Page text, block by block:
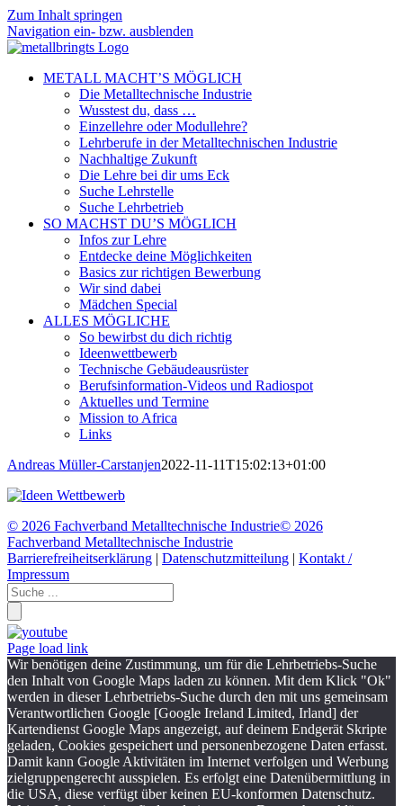
Zum Inhalt springen
Navigation ein- bzw. ausblenden
METALL MACHT’S MÖGLICH
Die Metalltechnische Industrie
Wusstest du, dass …
Einzellehre oder Modullehre?
Lehrberufe in der Metalltechnischen Industrie
Nachhaltige Zukunft
Die Lehre bei dir ums Eck
Suche Lehrstelle
Suche Lehrbetrieb
SO MACHST DU’S MÖGLICH
Infos zur Lehre
Entdecke deine Möglichkeiten
Basics zur richtigen Bewerbung
Wir sind dabei
Mädchen Special
ALLES MÖGLICHE
So bewirbst du dich richtig
Ideenwettbewerb
Technische Gebäudeausrüster
Berufsinformation-Videos und Radiospot
Aktuelles und Termine
Mission to Africa
Links
Andreas Müller-Carstanjen2022-11-11T15:02:13+01:00
© 2026 Fachverband Metalltechnische Industrie© 2026
Fachverband Metalltechnische Industrie
Barrierefreiheitserklärung | Datenschutzmitteilung | Kontakt /
Impressum
Page load link
Wir benötigen deine Zustimmung, um für die Lehrbetriebs-Suche
den Inhalt von Google Maps laden zu können. Mit dem Klick "Ok"
werden in dieser Lehrbetriebs-Suche durch den mit uns gemeinsam
Verantwortlichen Google [Google Ireland Limited, Irland] der
Kartendienst Google Maps angezeigt, auf deinem Endgerät Skripte
geladen, Cookies gespeichert und personenbezogene Daten erfasst.
Damit kann Google Aktivitäten im Internet verfolgen und Werbung
zielgruppengerecht ausspielen. Es erfolgt eine Datenübermittlung in
die USA, diese verfügt über keinen EU-konformen Datenschutz.